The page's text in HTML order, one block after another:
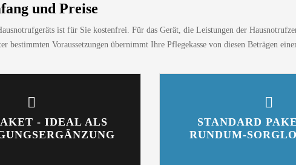
und Preise
ist für Sie kostenfrei. Für das Gerät, die Leistungen der
bestimmten Voraussetzungen übernimmt Ihre Pflegekasse von diesen Beträgen
- IDEAL ALS
STANDARD
RUNDUM-